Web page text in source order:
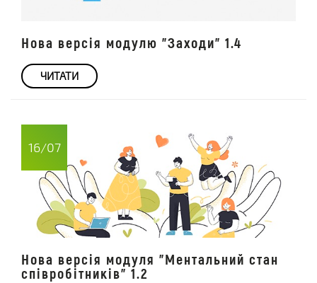
Нова версія модулю "Заходи" 1.4
ЧИТАТИ
16/07
Нова версія модуля "Ментальний стан
співробітників" 1.2